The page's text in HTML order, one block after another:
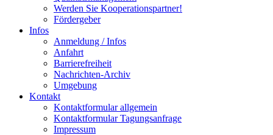
Werden Sie Kooperationspartner!
Fördergeber
Infos
Anmeldung / Infos
Anfahrt
Barrierefreiheit
Nachrichten-Archiv
Umgebung
Kontakt
Kontaktformular allgemein
Kontaktformular Tagungsanfrage
Impressum